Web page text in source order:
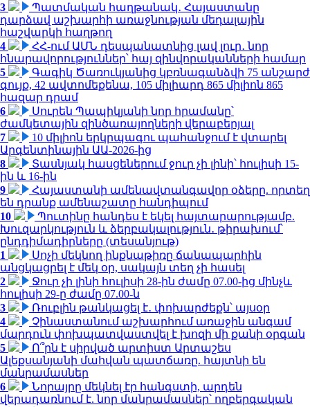
3
Պատմական հաղթանակ․ Հայաստանը
դարձավ աշխարհի առաջնության մեդալային
հաշվարկի հաղթող
4
ՀՀ-ում ԱՄՆ դեսպանատնից լավ լուր․ նոր
հնարավորություններ՝ հայ զինվորականների համար
5
Գագիկ Ծառուկյանից կբռնագանձվի 75 անշարժ
գույք, 42 ավտոմեքենա, 105 միլիարդ 865 միլիոն 865
հազար դրամ
6
Սուրեն Պապիկյանի նոր հրամանը՝
ժամկետային զինծառայողների վերաբերյալ
7
10 միլիոն երկրպագու պահանջում է վտարել
Արգենտինային ԱԱ-2026-ից
8
Տասնյակ հասցեներում ջուր չի լինի՝ հուլիսի 15-
ին և 16-ին
9
Հայաստանի ամենավտանգավոր օձերը. որտեղ
են դրանք ամենաշատը հանդիպում
10
Պուտինը հանդես է եկել հայտարարությամբ.
Խուզարկություն և ձերբակալություն․ թիրախում՝
ընդդիմադիրները (տեսանյութ)
1
Սոչի մեկնող ինքնաթիռը ճանապարհին
անցկացրել է մեկ օր, սակայն տեղ չի հասել
2
Ջուր չի լինի հուլիսի 28-ին ժամը 07.00-ից մինչև
հուլիսի 29-ը ժամը 07.00-ն
3
Ռուբլին թանկացել է․ փոխարժեքն՝ այսօր
4
Չինաստանում աշխարհում առաջին անգամ
մարդուն փոխպատվաստվել է խոզի մի քանի օրգան
5
Ո՞րն է սիրված արտիստ Արտաշես
Ալեքսանյանի մահվան պատճառը. հայտնի են
մանրամասներ
6
Նորայրը մեկնել էր հանգստի, արդեն
վերադառնում է. նոր մանրամասներ՝ ողբերգական